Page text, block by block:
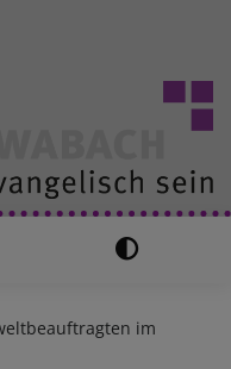
im